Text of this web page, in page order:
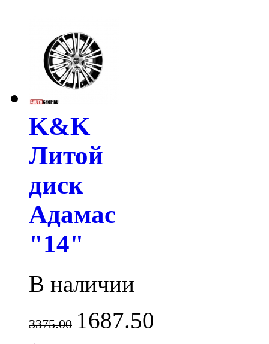
K&K
Литой
диск
Адамас
"14"
В наличии
3375.00 1687.50